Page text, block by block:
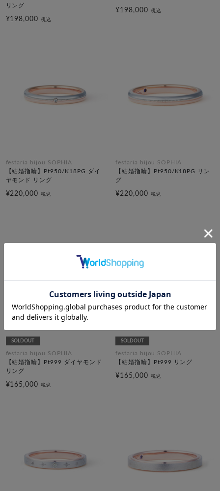
リング
¥198,000税込
¥198,000 税込
festaria bijou SOPHIA
【結婚指輪】Pt950/K18PG ダイ
ヤモンド リング
¥220,000税込
festaria bijou SOPHIA
【結婚指輪】Pt950/K18PG リン
グ
¥220,000 税込
SOLDOUT
festaria bijou SOPHIA
【結婚指輪】Pt999 ダイヤモンド
リング
¥165,000税込
SOLDOUT
festaria bijou SOPHIA
【結婚指輪】Pt999 リング
¥165,000 税込